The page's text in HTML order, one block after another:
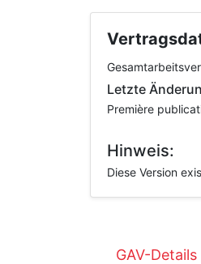
Letzte
Première
Hinweis:
Diese Version
GAV-Details